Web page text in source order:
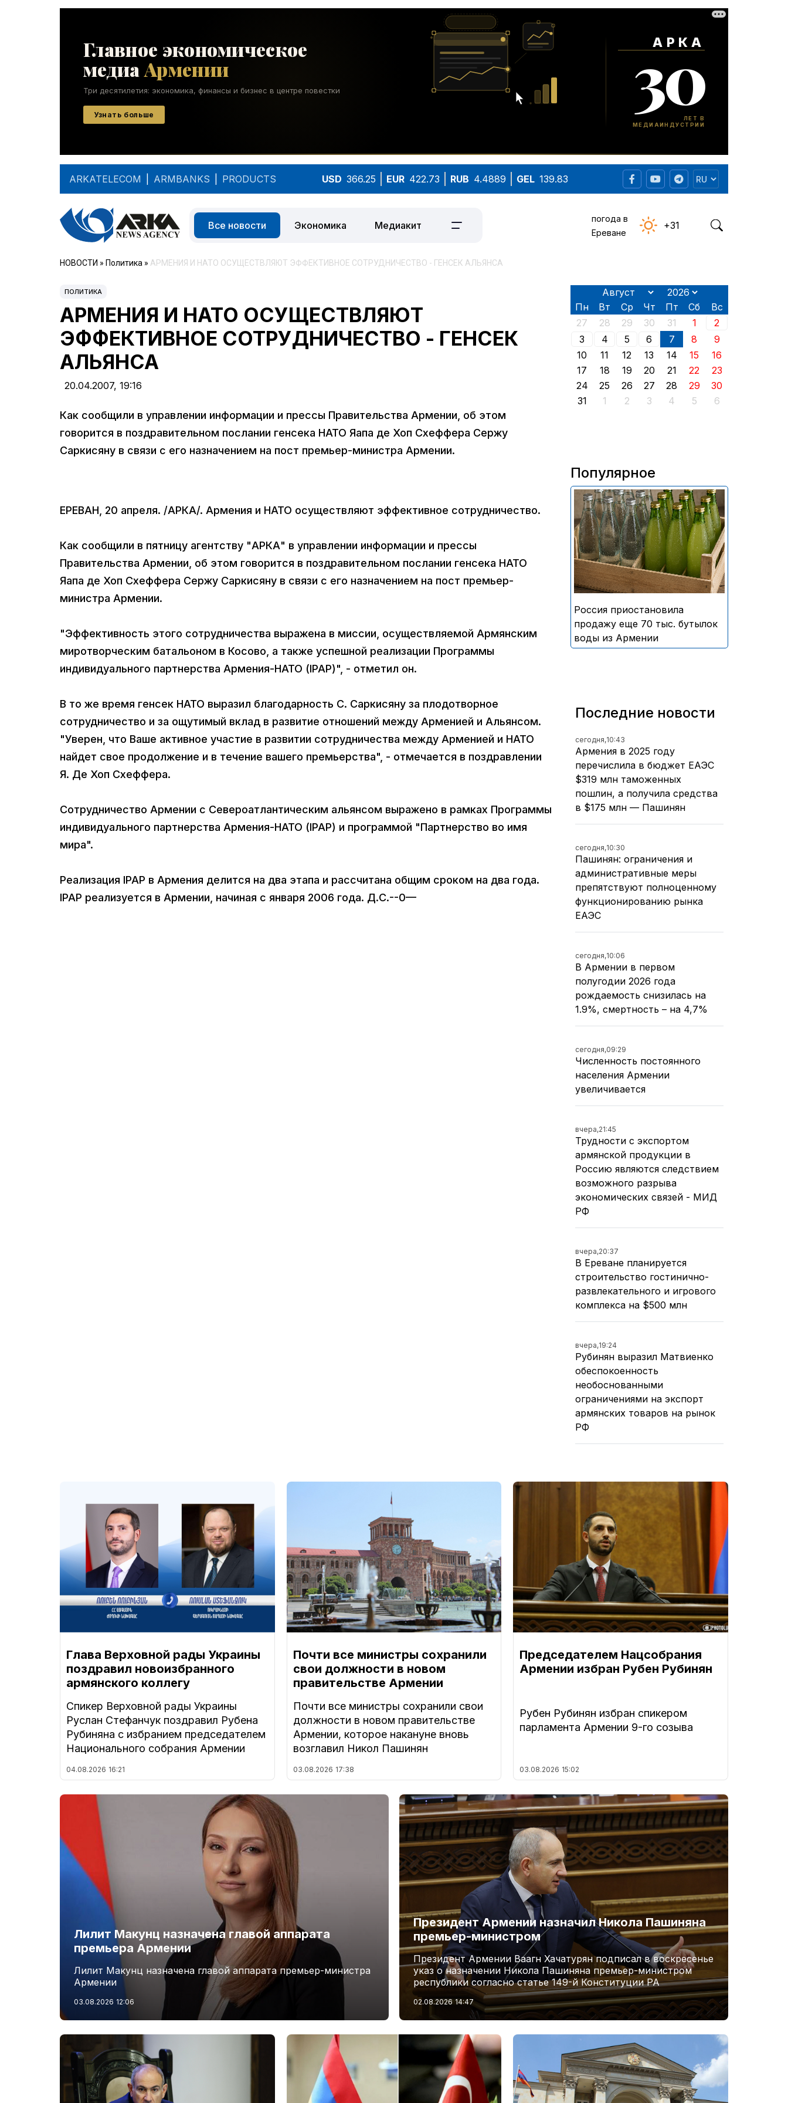
ARKATELECOM ARMBANKS PRODUCTS USD 366.25 EUR 422.73 RUB 4.4889 GEL 139.83
Все новости Экономика Медиакит
погода в
Ереване
+31
НОВОСТИ » Политика » АРМЕНИЯ И НАТО ОСУЩЕСТВЛЯЮТ ЭФФЕКТИВНОЕ СОТРУДНИЧЕСТВО - ГЕНСЕК АЛЬЯНСА
ПОЛИТИКА
АРМЕНИЯ И НАТО ОСУЩЕСТВЛЯЮТ
ЭФФЕКТИВНОЕ СОТРУДНИЧЕСТВО - ГЕНСЕК
АЛЬЯНСА
20.04.2007, 19:16
Как сообщили в управлении информации и прессы Правительства Армении, об этом
говорится в поздравительном послании генсека НАТО Яапа де Хоп Схеффера Сержу
Саркисяну в связи с его назначением на пост премьер-министра Армении.
ЕРЕВАН, 20 апреля. /АРКА/. Армения и НАТО осуществляют эффективное сотрудничество.
Как сообщили в пятницу агентству "АРКА" в управлении информации и прессы
Правительства Армении, об этом говорится в поздравительном послании генсека НАТО
Яапа де Хоп Схеффера Сержу Саркисяну в связи с его назначением на пост премьер-
министра Армении.
"Эффективность этого сотрудничества выражена в миссии, осуществляемой Армянским
миротворческим батальоном в Косово, а также успешной реализации Программы
индивидуального партнерства Армения-НАТО (IPAP)", - отметил он.
В то же время генсек НАТО выразил благодарность С. Саркисяну за плодотворное
сотрудничество и за ощутимый вклад в развитие отношений между Арменией и Альянсом.
"Уверен, что Ваше активное участие в развитии сотрудничества между Арменией и НАТО
найдет свое продолжение и в течение вашего премьерства", - отмечается в поздравлении
Я. Де Хоп Схеффера.
Сотрудничество Армении с Североатлантическим альянсом выражено в рамках Программы
индивидуального партнерства Армения-НАТО (IPAP) и программой "Партнерство во имя
мира".
Реализация IPAP в Армения делится на два этапа и рассчитана общим сроком на два года.
IPAP реализуется в Армении, начиная с января 2006 года. Д.С.--0—
Пн Вт Ср Чт Пт Сб
Вс
27
28 29 30 31 1
2
3
4 5 6 7 8
9
10
11 12 13 14 15
16
17
18 19 20 21 22
23
24
25 26 27 28 29
30
31
1 2 3 4 5 6
Популярное
В России приостановили
продажу более 70 тыс.
бутылок питьевой воды и
безалкогольных напитков
армянского производства
Россия приостановила
продажу еще 70 тыс. бутылок
воды из Армении
Последние новости
сегодня,10:43
Армения в 2025 году
перечислила в бюджет ЕАЭС
$319 млн таможенных
пошлин, а получила средства
в $175 млн — Пашинян
сегодня,10:30
Пашинян: ограничения и
административные меры
препятствуют полноценному
функционированию рынка
ЕАЭС
сегодня,10:06
В Армении в первом
полугодии 2026 года
рождаемость снизилась на
1.9%, смертность – на 4,7%
сегодня,09:29
Численность постоянного
населения Армении
увеличивается
вчера,21:45
Трудности с экспортом
армянской продукции в
Россию являются следствием
возможного разрыва
экономических связей - МИД
РФ
вчера,20:37
В Ереване планируется
строительство гостинично-
развлекательного и игрового
комплекса на $500 млн
вчера,19:24
Рубинян выразил Матвиенко
обеспокоенность
необоснованными
ограничениями на экспорт
армянских товаров на рынок
РФ
Глава Верховной рады Украины
поздравил новоизбранного
армянского коллегу
Спикер Верховной рады Украины
Руслан Стефанчук поздравил Рубена
Рубиняна с избранием председателем
Национального собрания Армении
04.08.2026 16:21
Почти все министры сохранили
свои должности в новом
правительстве Армении
Почти все министры сохранили свои
должности в новом правительстве
Армении, которое накануне вновь
возглавил Никол Пашинян
03.08.2026 17:38
Председателем Нацсобрания
Армении избран Рубен Рубинян
Рубен Рубинян избран спикером
парламента Армении 9-го созыва
03.08.2026 15:02
Лилит Макунц назначена главой аппарата
премьера Армении
Лилит Макунц назначена главой аппарата премьер-министра
Армении
03.08.2026 12:06
Президент Армении назначил Никола Пашиняна
премьер-министром
Президент Армении Ваагн Хачатурян подписал в воскресенье
указ о назначении Никола Пашиняна премьер-министром
республики согласно статье 149-й Конституции РА
02.08.2026 14:47